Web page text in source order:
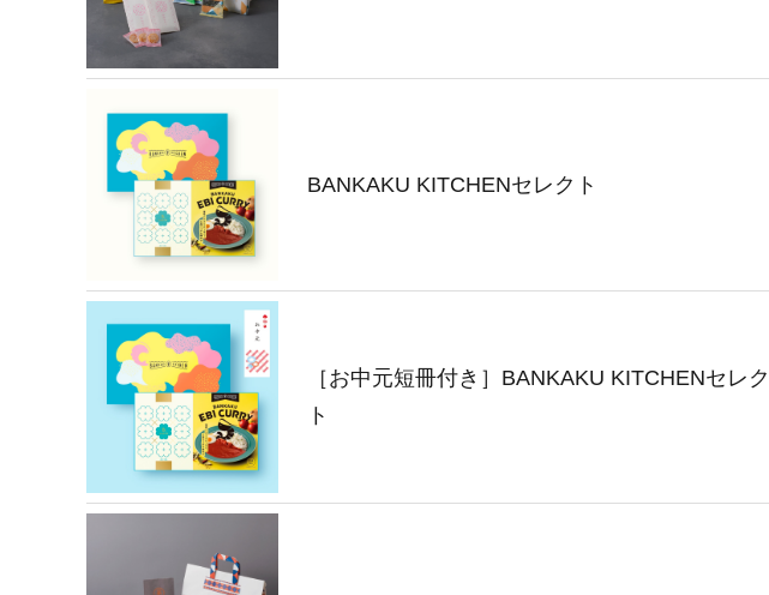
BANKAKU KITCHENセレクト
［お中元短冊付き］BANKAKU KITCHENセレク
ト